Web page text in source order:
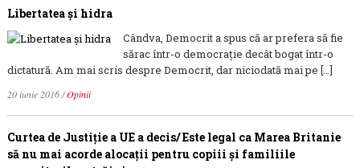
Libertatea și hidra
Cândva, Democrit a spus că ar prefera să fie
sărac într-o democrație decât bogat într-o
dictatură. Am mai scris despre Democrit, dar niciodată mai pe […]
20 iunie 2016/Opinii
Curtea de Justiţie a UE a decis/ Este legal ca Marea Britanie
să nu mai acorde alocaţii pentru copiii şi familiile